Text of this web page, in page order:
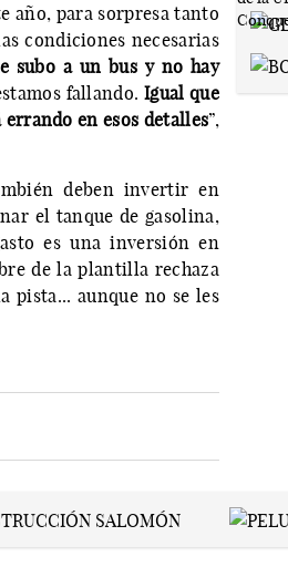
año, para sorpresa tanto
condiciones necesarias
subo a un bus y no hay
fallando. Igual que
en esos detalles”,
deben invertir en
el tanque de gasolina,
es una inversión en
de la plantilla rechaza
pista... aunque no se les